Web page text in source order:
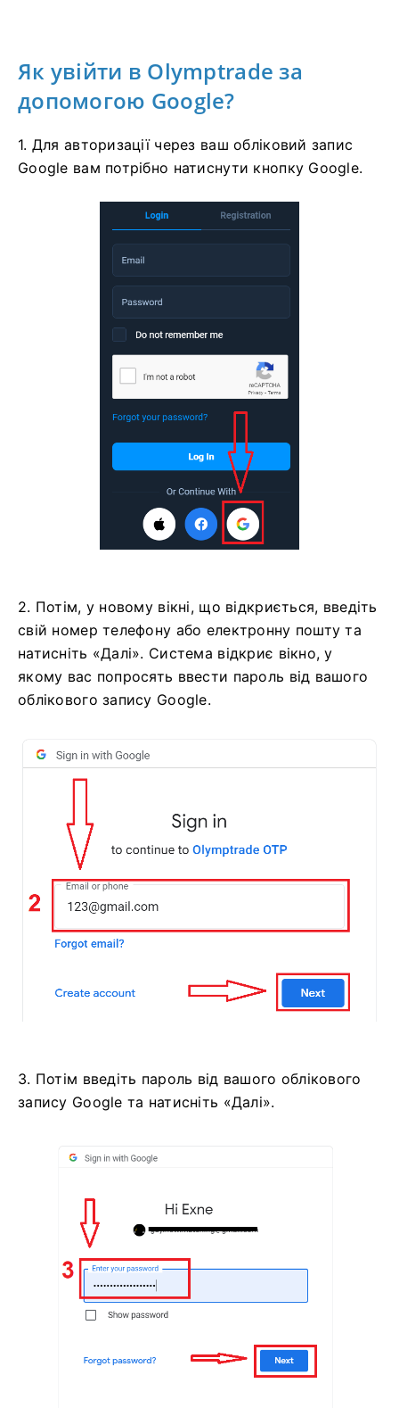
Як увійти в Olymptrade за
допомогою Google?
1. Для авторизації через ваш обліковий запис
Google вам потрібно натиснути кнопку Google.
2. Потім, у новому вікні, що відкриється, введіть
свій номер телефону або електронну пошту та
натисніть «Далі». Система відкриє вікно, у
якому вас попросять ввести пароль від вашого
облікового запису Google.
3. Потім введіть пароль від вашого облікового
запису Google та натисніть «Далі».